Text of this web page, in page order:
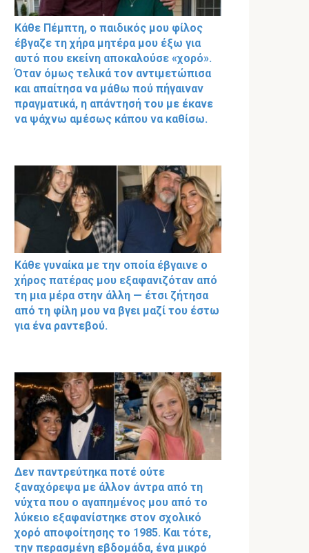
Κάθε Πέμπτη, ο παιδικός μου φίλος
έβγαζε τη χήρα μητέρα μου έξω για
αυτό που εκείνη αποκαλούσε «χορό».
Όταν όμως τελικά τον αντιμετώπισα
και απαίτησα να μάθω πού πήγαιναν
πραγματικά, η απάντησή του με έκανε
να ψάχνω αμέσως κάπου να καθίσω.
Κάθε γυναίκα με την οποία έβγαινε ο
χήρος πατέρας μου εξαφανιζόταν από
τη μια μέρα στην άλλη — έτσι ζήτησα
από τη φίλη μου να βγει μαζί του έστω
για ένα ραντεβού.
Δεν παντρεύτηκα ποτέ ούτε
ξαναχόρεψα με άλλον άντρα από τη
νύχτα που ο αγαπημένος μου από το
λύκειο εξαφανίστηκε στον σχολικό
χορό αποφοίτησης το 1985. Και τότε,
την περασμένη εβδομάδα, ένα μικρό